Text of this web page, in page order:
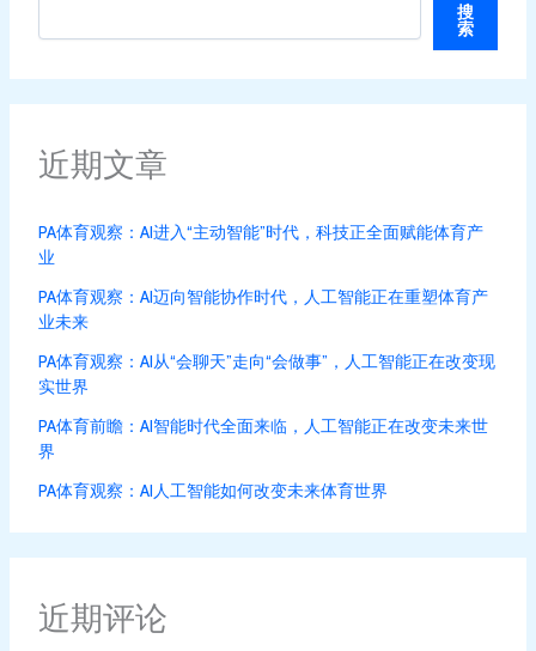
搜
索
近期文章
PA体育观察：AI进入“主动智能”时代，科技正全面赋能体育产
业
PA体育观察：AI迈向智能协作时代，人工智能正在重塑体育产
业未来
PA体育观察：AI从“会聊天”走向“会做事”，人工智能正在改变现
实世界
PA体育前瞻：AI智能时代全面来临，人工智能正在改变未来世
界
PA体育观察：AI人工智能如何改变未来体育世界
近期评论